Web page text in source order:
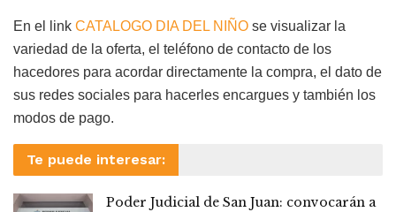
En el link CATALOGO DIA DEL NIÑO se visualizar la
variedad de la oferta, el teléfono de contacto de los
hacedores para acordar directamente la compra, el dato de
sus redes sociales para hacerles encargues y también los
modos de pago.
Te puede interesar:
Poder Judicial de San Juan: convocarán a